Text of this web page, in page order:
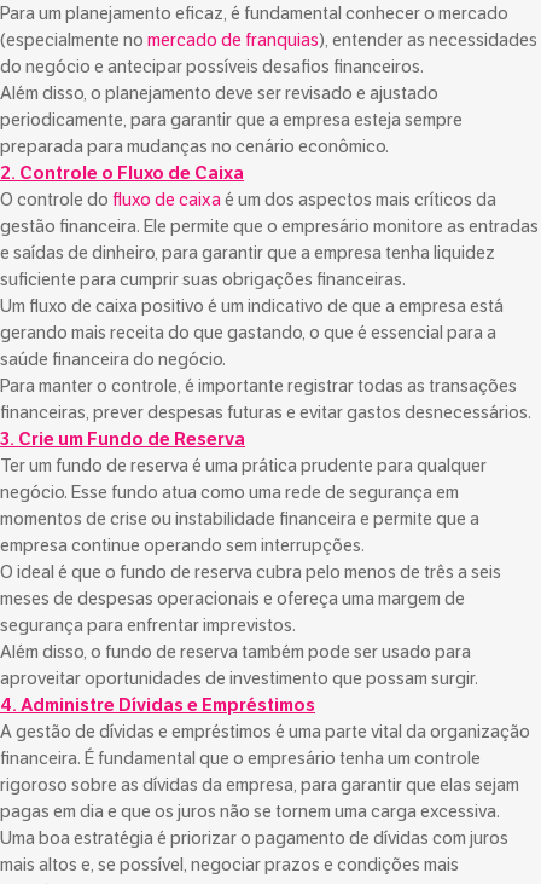
Para um planejamento eficaz, é fundamental conhecer o mercado
(especialmente no mercado de franquias), entender as necessidades
do negócio e antecipar possíveis desafios financeiros.
Além disso, o planejamento deve ser revisado e ajustado
periodicamente, para garantir que a empresa esteja sempre
preparada para mudanças no cenário econômico.
2. Controle o Fluxo de Caixa
O controle do fluxo de caixa é um dos aspectos mais críticos da
gestão financeira. Ele permite que o empresário monitore as entradas
e saídas de dinheiro, para garantir que a empresa tenha liquidez
suficiente para cumprir suas obrigações financeiras.
Um fluxo de caixa positivo é um indicativo de que a empresa está
gerando mais receita do que gastando, o que é essencial para a
saúde financeira do negócio.
Para manter o controle, é importante registrar todas as transações
financeiras, prever despesas futuras e evitar gastos desnecessários.
3. Crie um Fundo de Reserva
Ter um fundo de reserva é uma prática prudente para qualquer
negócio. Esse fundo atua como uma rede de segurança em
momentos de crise ou instabilidade financeira e permite que a
empresa continue operando sem interrupções.
O ideal é que o fundo de reserva cubra pelo menos de três a seis
meses de despesas operacionais e ofereça uma margem de
segurança para enfrentar imprevistos.
Além disso, o fundo de reserva também pode ser usado para
aproveitar oportunidades de investimento que possam surgir.
4. Administre Dívidas e Empréstimos
A gestão de dívidas e empréstimos é uma parte vital da organização
financeira. É fundamental que o empresário tenha um controle
rigoroso sobre as dívidas da empresa, para garantir que elas sejam
pagas em dia e que os juros não se tornem uma carga excessiva.
Uma boa estratégia é priorizar o pagamento de dívidas com juros
mais altos e, se possível, negociar prazos e condições mais